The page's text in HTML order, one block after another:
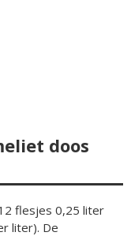
doos
flesjes 0,25 liter
liter). De